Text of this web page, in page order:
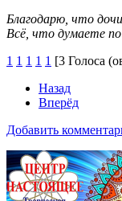
Благодарю, что
Всё, что думаете
1 1 1 1 1 [3 Голоса
Назад
Вперёд
Добавить